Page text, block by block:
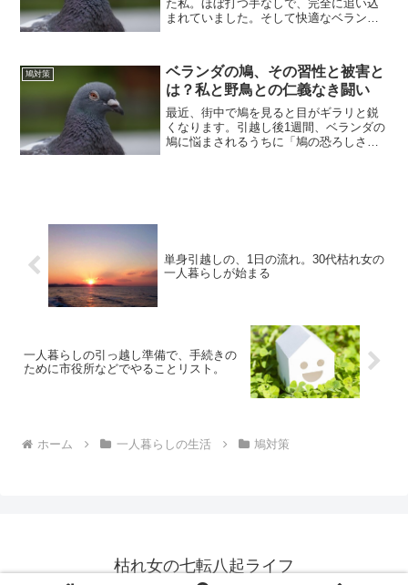
た私。ほぼ打つ手なしで、完全に追い込
まれていました。そして快適なベランダ
者に相談ネットで調べると、鳩を自力で
どうにかする方法も色々あ...
鳩対策
ベランダの鳩、その習性と被害と
は？私と野鳥との仁義なき闘い
最近、街中で鳩を見ると目がギラリと鋭
くなります。引越し後1週間、ベランダの
鳩に悩まされるうちに「鳩の恐ろしさ」
単身引越しの、1日の流れ。30代枯れ女の
一人暮らしが始まる
一人暮らしの引っ越し準備で、手続きの
ために市役所などでやることリスト。
ホーム 一人暮らしの生活 鳩対策
枯れ女の七転八起ライフ